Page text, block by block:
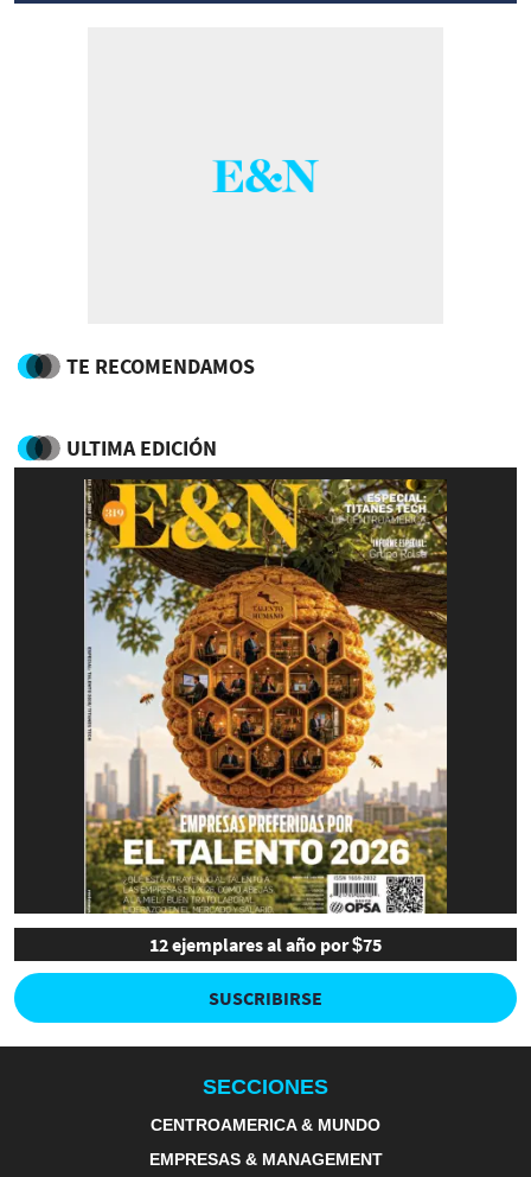
TE RECOMENDAMOS
ULTIMA EDICIÓN
12 ejemplares al año por $75
SUSCRIBIRSE
SECCIONES
CENTROAMERICA & MUNDO
EMPRESAS & MANAGEMENT